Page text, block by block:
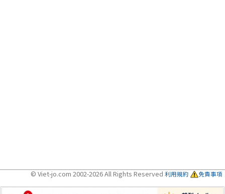
© Viet-jo.com 2002-2026 All Rights Reserved 利用規約 免責事項